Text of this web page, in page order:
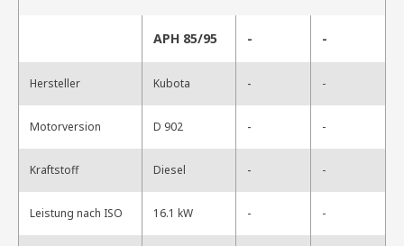
APH 85/95 - -
Hersteller Kubota - -
Motorversion D 902 - -
Kraftstoff Diesel - -
Leistung nach ISO 16.1 kW - -